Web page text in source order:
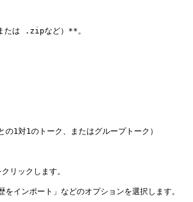
たは .zipなど）**。
1対1のトーク、またはグループトーク）
リックします。
ンポート」などのオプションを選択します。